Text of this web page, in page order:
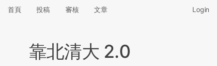
首頁 投稿 審核 文章 Login
靠北清大 2.0